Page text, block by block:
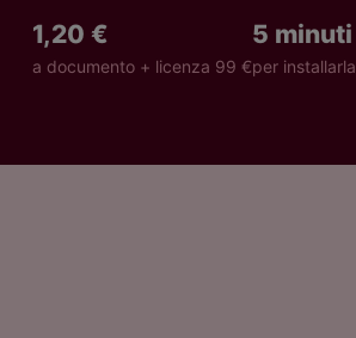
1,20 €
a documento + licenza 99 €
5 minuti
per installarla